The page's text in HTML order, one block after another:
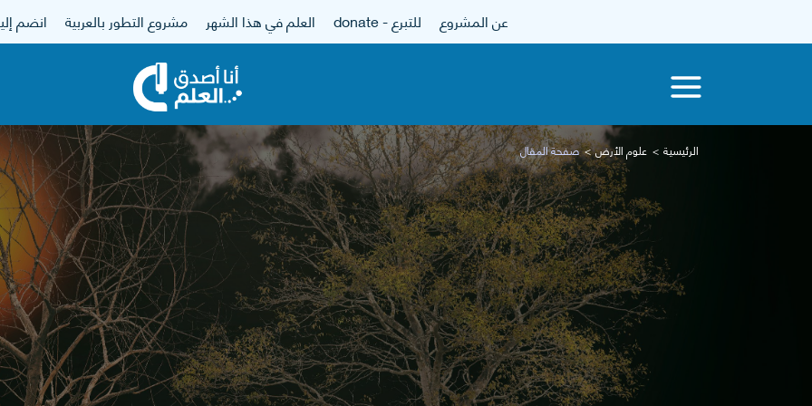
عن المشروع للتبرع - donate العلم في هذا الشهر مشروع التطور بالعربية انضم
الرئيسية علوم الأرض صفحة المقال